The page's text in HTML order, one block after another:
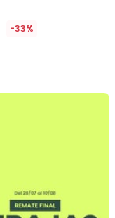
-33%